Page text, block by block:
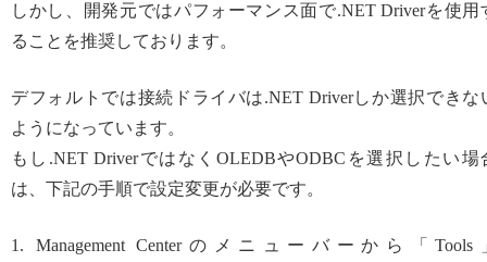
しかし、開発元ではパフォーマンス面で.NET Driverを使用
ることを推奨しております。
デフォルトでは接続ドライバは.NET Driverしか選択できな
ようになっています。
もし.NET DriverではなくOLEDBやODBCを選択したい場
は、下記の手順で設定変更が必要です。
1. Management Centerのメニューバーから「Tools